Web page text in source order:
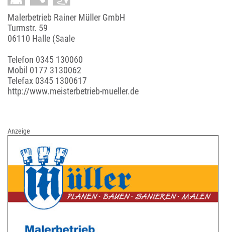
Malerbetrieb Rainer Müller GmbH
Turmstr. 59
06110 Halle (Saale
Telefon 0345 130060
Mobil 0177 3130062
Telefax 0345 1300617
http://www.meisterbetrieb-mueller.de
Anzeige